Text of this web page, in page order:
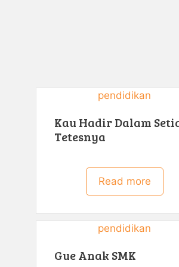
pendidikan
Kau Hadir Dalam
Tetesnya
Read more
pendidikan
Gue Anak SMK